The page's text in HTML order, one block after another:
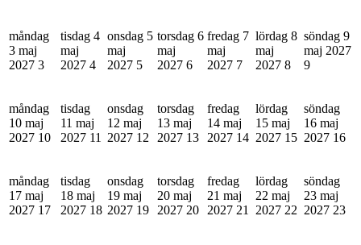
måndag
3 maj
2027 3
tisdag 4
maj
2027 4
onsdag 5
maj
2027 5
torsdag 6
maj
2027 6
fredag 7
maj
2027 7
lördag 8
maj
2027 8
söndag 9
maj 2027
9
måndag
10 maj
2027 10
tisdag
11 maj
2027 11
onsdag
12 maj
2027 12
torsdag
13 maj
2027 13
fredag
14 maj
2027 14
lördag
15 maj
2027 15
söndag
16 maj
2027 16
måndag
17 maj
2027 17
tisdag
18 maj
2027 18
onsdag
19 maj
2027 19
torsdag
20 maj
2027 20
fredag
21 maj
2027 21
lördag
22 maj
2027 22
söndag
23 maj
2027 23